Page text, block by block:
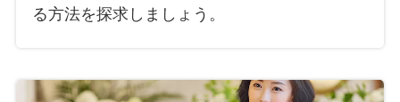
る方法を探求しましょう。